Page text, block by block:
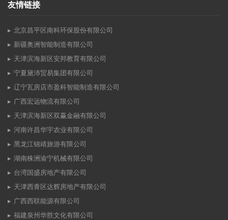
友情链接
北京昌平区南科环保股份有限公司
新疆奥洲智能制造有限公司
天津滨海新区安邦教育有限公司
宁夏黛沛贸易集团有限公司
辽宁瓦房店市盈科智能制造有限公司
广西宏远物流有限公司
天津滨海新区双赢金融有限公司
河南许昌华宇农业有限公司
黑龙江锦靖旅游有限公司
湖南株洲渝宁机械有限公司
台湾国盛房地产有限公司
天津西青区达辉房地产有限公司
广西西联能源有限公司
福建泉州华胜文化有限公司